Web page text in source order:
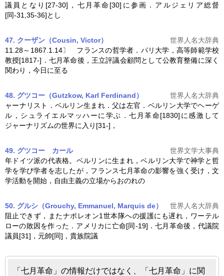
議員となり[27-30]， 七月革命[30]に参画．アルジェリア総督
[同-31,35-36]とし
47. クーザン（Cousin, Victor）
世界人名大辞典
11.28～1867.1.14〕 フランスの哲学者．パリ大学，高等師範学校
教授[1817-]． 七月革命後，王立評議会顧問として公教育整備に深く
関わり，今日に至る
48. グツコー（Gutzkow, Karl Ferdinand）
世界人名大辞典
ャーナリスト．ベルリン生まれ．父は左官．ベルリン大学でヘーゲ
ル，シュライエルマッハーに学ぶ．七月革命[1830]に感激して
ジャーナリズムの世界に入り[31-]，
49. グツコー カール
世界文学大事典
年ドイツ派の代表格。ベルリンに生まれ，ベルリン大学で神学と哲
学を学び学者を志したが，フランス七月革命の影響を強く受け，文
学活動を開始，自由主義の立場からおのれの
50. グルシ（Grouchy, Emmanuel, Marquis de）
世界人名大辞典
阻止できず，またナポレオン1世本隊への援護にも遅れ，ワーテル
ローの敗因を作った．アメリカに亡命[同-19]．七月革命後，代議院
議員[31]，元帥[同]，貴族院議
「七月革命」の情報だけではなく、「七月革命」に関